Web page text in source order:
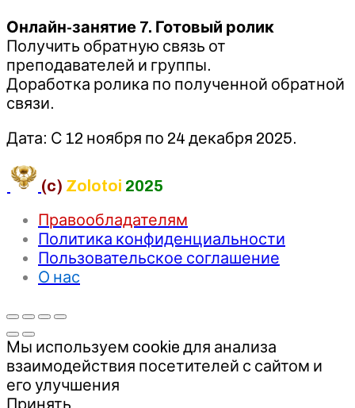
Онлайн-занятие 7. Готовый ролик
Получить обратную связь от
преподавателей и группы.
Доработка ролика по полученной обратной
связи.
Дата: С 12 ноября по 24 декабря 2025.
(c) Zolotoi 2025
Правообладателям
Политика конфиденциальности
Пользовательское соглашение
О нас
Мы используем cookie для анализа
взаимодействия посетителей с сайтом и
его улучшения
Принять